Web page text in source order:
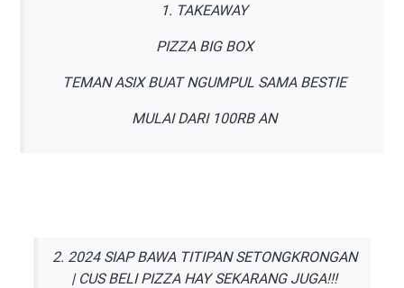
1. TAKEAWAY
PIZZA BIG BOX
TEMAN ASIX BUAT NGUMPUL SAMA BESTIE
MULAI DARI 100RB AN
2. 2024 SIAP BAWA TITIPAN SETONGKRONGAN
| CUS BELI PIZZA HAY SEKARANG JUGA!!!